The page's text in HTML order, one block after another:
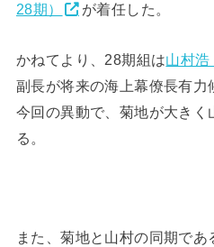
28期）
が着任した。
かねてより、28期組は山村浩
副長が将来の海上幕僚長有力
今回の異動で、菊地が大き
る。
また、菊地と山村の同期であ